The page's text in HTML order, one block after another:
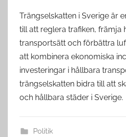
Trängselskatten i Sverige är
till att reglera trafiken, främja
transportsätt och förbättra
att kombinera ekonomiska
investeringar i hållbara
trängselskatten bidra till att
och hållbara städer i Sverige.
Politik